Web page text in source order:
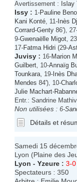
Avertissement : Islay
Issy : 1-Pauline
Kani Konté , 11- Inès
Corrard-Genty 86'),
9-Gwenaëlle Migot ,
17-Fatma Hidri (29-
Juvisy : 16-Marion
Guilbert , 10-Annaïg
Tounkara , 19- Inès
Mendes 84'), 10-
Julie Machart-
Entr.: Sandrine
Non utilisées : 6-
Détails et
Samedi 15
Lyon (Plaine des
Lyon - Yzeure : 3-
Spectateurs : 350